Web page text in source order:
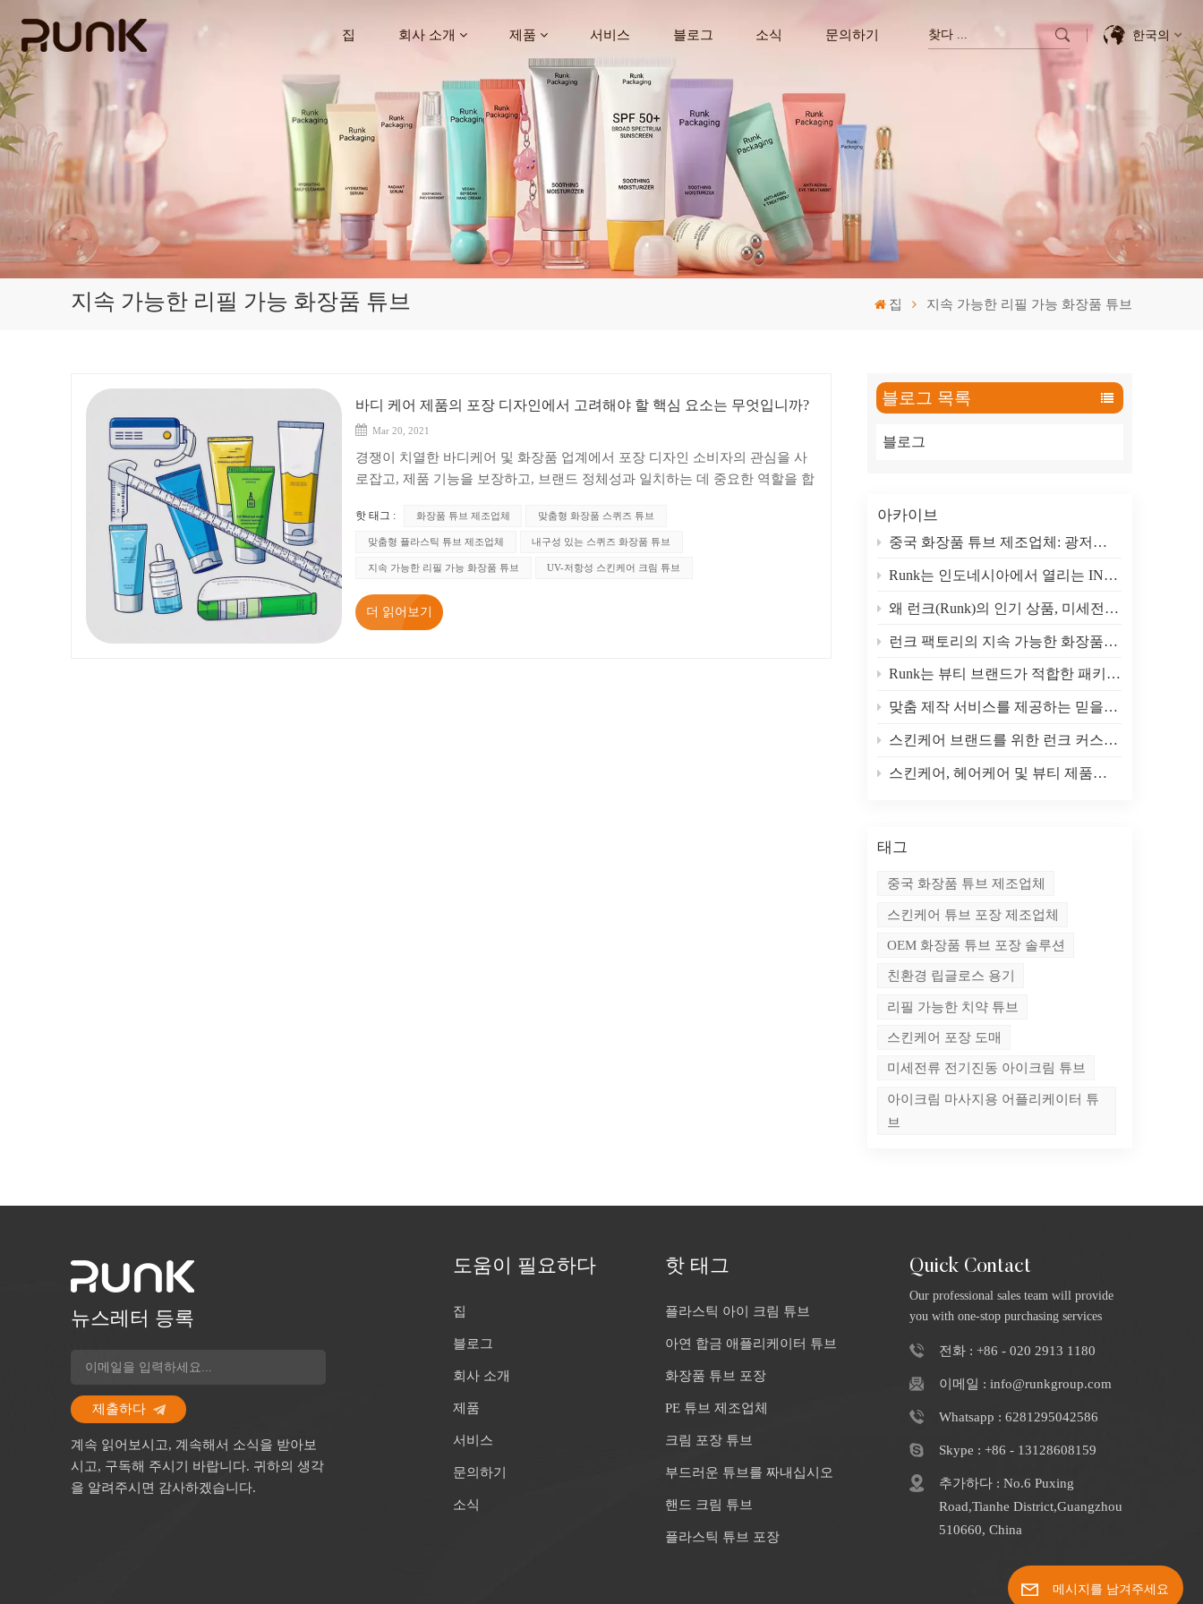
집 회사 소개 제품 서비스 블로그 소식 문의하기 한국의
English
Français
Italiano
Pусский
ภาษาไทย
지속 가능한 리필 가능 화장품 튜브 집 지속 가능한 리필 가능 화장품 튜브
블로그 목록
블로그
아카이브
중국 화장품 튜브 제조업체: 광저우 런크 패키징
Runk는 인도네시아에서 열리는 INDO BEAUTY EXPO 2026에 참가합니다.
왜 런크(Runk)의 인기 상품, 미세전류 진동 마사지 아이크림 튜브를 선택해야 할까요?
런크 팩토리의 지속 가능한 화장품 포장 튜브로 더욱 친환경적인 뷰티 산업을 만들어보세요
Runk는 뷰티 브랜드가 적합한 패키징을 선택하도록 어떻게 도울까요?
맞춤 제작 서비스를 제공하는 믿을 수 있는 화장품 포장재 제조 공장
스킨케어 브랜드를 위한 런크 커스텀 플라스틱 화장품 포장 튜브
스킨케어, 헤어케어 및 뷰티 제품을 위한 완벽한 포장 솔루션
태그
중국 화장품 튜브 제조업체
스킨케어 튜브 포장 제조업체
OEM 화장품 튜브 포장 솔루션
친환경 립글로스 용기
리필 가능한 치약 튜브
스킨케어 포장 도매
미세전류 전기진동 아이크림 튜브
아이크림 마사지용 어플리케이터 튜
브
바디 케어 제품의 포장 디자인에서 고려해야 할 핵심 요소는 무엇입니까?
Mar 20, 2021
경쟁이 치열한 바디케어 및 화장품 업계에서 포장 디자인 소비자의 관심을 사
로잡고, 제품 기능을 보장하고, 브랜드 정체성과 일치하는 데 중요한 역할을 합
시장 통찰력의 조합이 필요합니다. 이러한 필수적인 포장 솔루션을 설계할 때
우선시해야 할 핵심 요소를 살펴보겠습니다. 1. 소재 선택: 내구성과 지속 가능
성의 균형재료 선택은 튜브의 성능, 유통기한 및 환경적 영향에 직접적인 영향
할 것을 권장합니다.내화학성: 누출이나 분해를 방지하기 위해 크림, 로션, 젤
과의 호환성을 확보하세요.유연성: LDPE(저밀도 폴리에틸렌)와 같은 부드러운
하고 간결한 디자인은 현대 소비자에게 어필합니다.스마트 패키징: 제품 튜토
하는 데는 기능성, 지속 가능성, 브랜드 스토리텔링의 균형을 맞추는 것이 포함
소비자에게 감정적으로 공감할 수 있는 포장으로 브랜드를 강화하는 것입니
핫 태그 : 화장품 튜브 제조업체 맞춤형 화장품 스퀴즈 튜브
맞춤형 플라스틱 튜브 제조업체 내구성 있는 스퀴즈 화장품 튜브
지속 가능한 리필 가능 화장품 튜브 UV-저항성 스킨케어 크림 튜브
더 읽어보기
뉴스레터 등록
제출하다
계속 읽어보시고, 계속해서 소식을 받아보
시고, 구독해 주시기 바랍니다. 귀하의 생각
을 알려주시면 감사하겠습니다.
도움이 필요하다
집
블로그
회사 소개
제품
서비스
문의하기
소식
핫 태그
플라스틱 아이 크림 튜브
아연 합금 애플리케이터 튜브
화장품 튜브 포장
PE 튜브 제조업체
크림 포장 튜브
부드러운 튜브를 짜내십시오
핸드 크림 튜브
플라스틱 튜브 포장
Quick Contact
Our professional sales team will provide
you with one-stop purchasing services
전화 : +86 - 020 2913 1180
이메일 : info@runkgroup.com
Whatsapp : 6281295042586
Skype : +86 - 13128608159
추가하다 : No.6 Puxing
Road,Tianhe District,Guangzhou
510660, China
메시지를 남겨주세요